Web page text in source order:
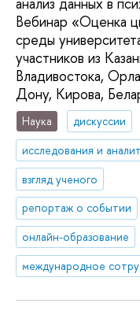
Вебинар «Оценка
среды
участников из
Владивостока,
Дону, Кирова,
Наука
дискуссии
исследования и
взгляд ученого
репортаж о событии
онлайн-образование
международное